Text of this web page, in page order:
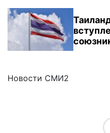
Новости СМИ2